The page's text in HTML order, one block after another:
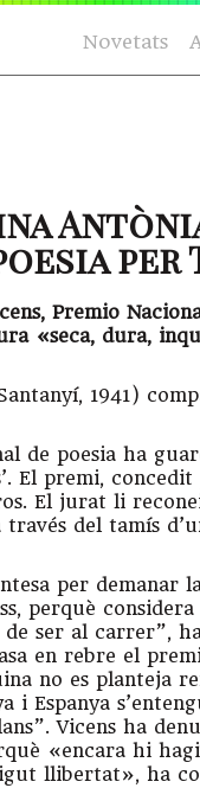
Novetats
per
Premio
«seca, dura,
1941)
de poesia ha
El premi,
El jurat li
del tamís
per demanar
perquè
ser al carrer”,
en rebre el
no es planteja
i Espanya
Vicens ha
«encara hi
llibertat», ha